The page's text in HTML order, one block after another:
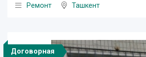
Ремонт Ташкент
Договорная